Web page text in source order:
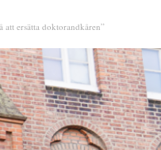
ersätta doktorandkåren”